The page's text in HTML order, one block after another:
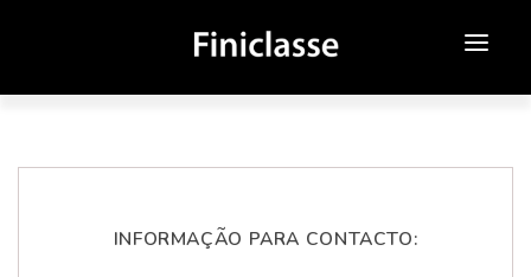
ATENDIMENTO ONLINE
NOVOSINFORMAÇÃO PARA CONTACTO: